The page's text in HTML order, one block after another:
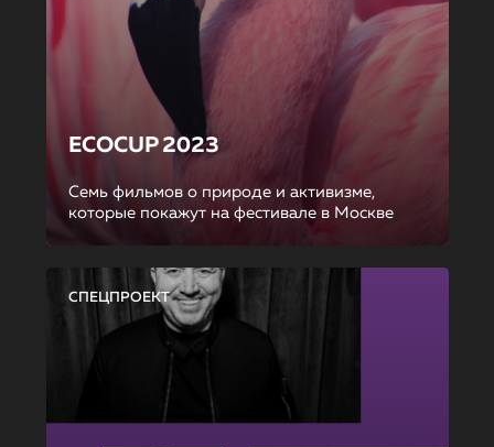
ECOCUP 2023
Семь фильмов о природе и активизме,
которые покажут на фестивале в Москве
СПЕЦПРОЕКТ